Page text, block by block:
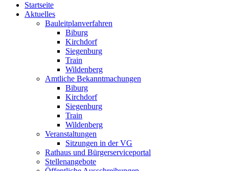
Startseite
Aktuelles
Bauleitplanverfahren
Biburg
Kirchdorf
Siegenburg
Train
Wildenberg
Amtliche Bekanntmachungen
Biburg
Kirchdorf
Siegenburg
Train
Wildenberg
Veranstaltungen
Sitzungen in der VG
Rathaus und Bürgerserviceportal
Stellenangebote